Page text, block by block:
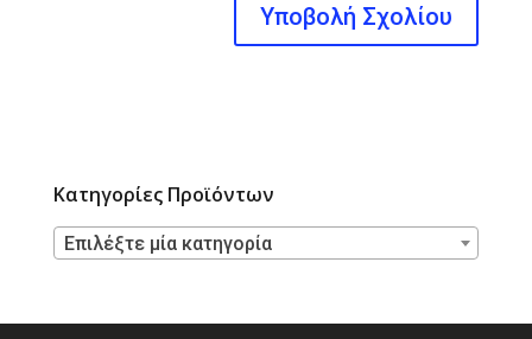
Κατηγορίες Προϊόντων
Επιλέξτε μία κατηγορία